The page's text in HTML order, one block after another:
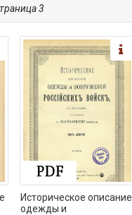
3
Историческое описание
одежды и